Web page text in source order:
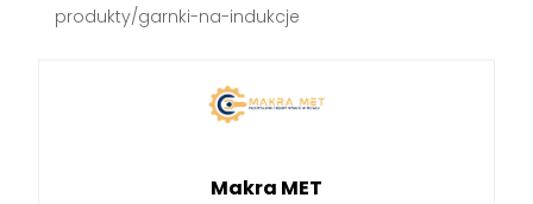
produkty/garnki-na-indukcje
Makra MET